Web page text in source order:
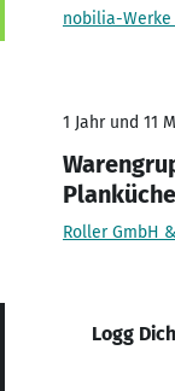
nobilia-Werke
1 Jahr und 11
Planküche
Roller GmbH
Logg